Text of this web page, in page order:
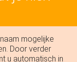
mogelijke
Door verder
u automatisch in